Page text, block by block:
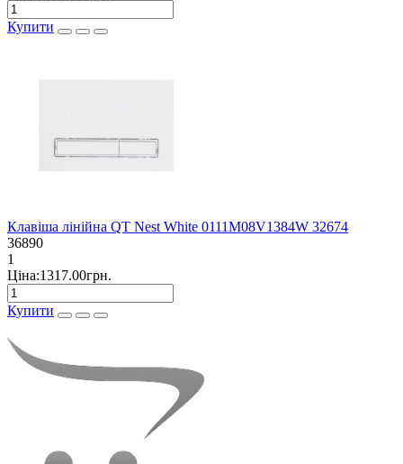
Купити
Клавіша лінійна QT Nest White 0111M08V1384W 32674
36890
1
Ціна:1317.00грн.
Купити